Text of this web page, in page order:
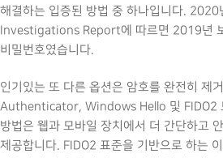
해결하는 입증된 방법 중 하나입니다.
Investigations Report에 따르면 2019년
비밀번호였습니다.
인기있는 또 다른 옵션은 암호를 완전히 제
Authenticator, Windows Hello 및 FIDO2
방법은 웹과 모바일 장치에서 더 간단하고
제공합니다. FIDO2 표준을 기반으로 하는